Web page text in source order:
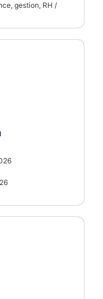
gestion, RH /